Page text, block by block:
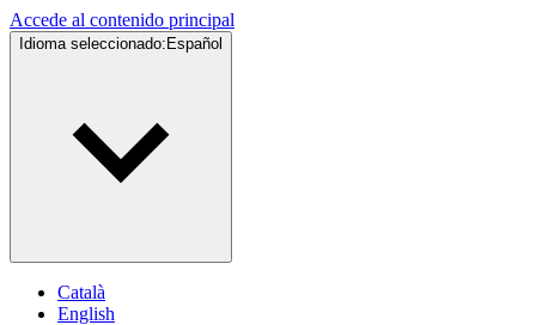
Accede al contenido principal
Idioma seleccionado: Español
Català
English